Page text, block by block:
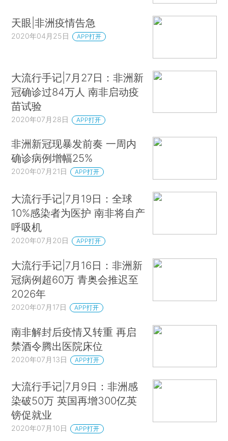
天眼|非洲疫情告急
2020年04月25日 APP打开
大流行手记|7月27日：非洲新
冠确诊过84万人 南非启动疫
苗试验
2020年07月28日 APP打开
非洲新冠现暴发前奏 一周内
确诊病例增幅25%
2020年07月21日 APP打开
大流行手记|7月19日：全球
10%感染者为医护 南非将自产
呼吸机
2020年07月20日 APP打开
大流行手记|7月16日：非洲新
冠病例超60万 青奥会推迟至
2026年
2020年07月17日 APP打开
南非解封后疫情又转重 再启
禁酒令腾出医院床位
2020年07月13日 APP打开
大流行手记|7月9日：非洲感
染破50万 英国再增300亿英
镑促就业
2020年07月10日 APP打开